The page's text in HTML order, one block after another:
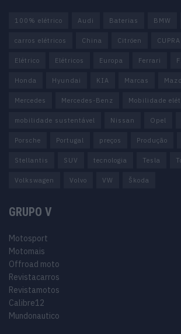
100% elétrico Audi Baterias BMW
carros elétricos China Citröen CUPRA
Elétrico Elétricos Europa Ferrari
Honda Hyundai KIA Marcas
Mercedes Mercedes-Benz Mobilidade
mobilidade sustentável Nissan Opel
Porsche Portugal preços Produção
Stellantis SUV tecnologia Tesla
Volkswagen Volvo VW Škoda
GRUPO V
Motosport
Motomais
Offroad moto
Revistacarros
Revistamotos
Calibre12
Mundonautico